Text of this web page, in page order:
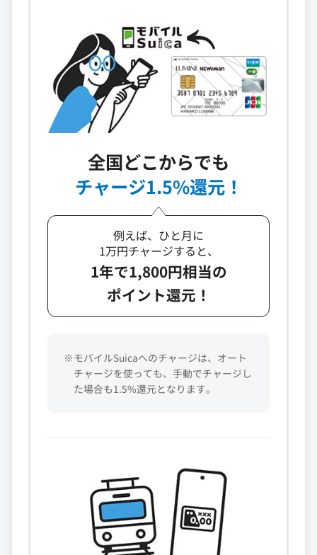
全国どこからでも
チャージ1.5%還元！
例えば、ひと月に
1万円チャージすると、
1年で1,800円相当の
ポイント還元！
※モバイルSuicaへのチャージは、オート
チャージを使っても、手動でチャージし
た場合も1.5%還元となります。